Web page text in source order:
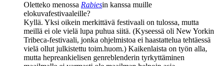
Oletteko menossa Rabiesin kanssa muille
elokuvafestivaaleille?
Kyllä. Yksi oikein merkittävä festivaali on tulossa, mutta
meillä ei ole vielä lupa puhua siitä. (Kyseessä oli New Yorkin
Tribeca-festivaali, jonka ohjelmistoa ei haastattelua tehtäessä
vielä ollut julkistettu toim.huom.) Kaikenlaista on työn alla,
mutta hepreankielisen genreblenderin tyrkyttäminen